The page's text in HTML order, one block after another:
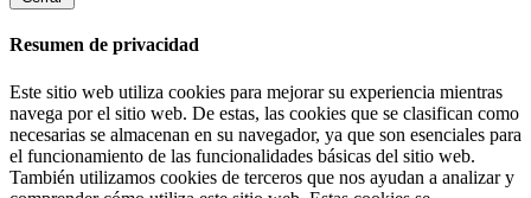
Resumen de privacidad
Este sitio web utiliza cookies para mejorar su experiencia mientras
navega por el sitio web. De estas, las cookies que se clasifican como
necesarias se almacenan en su navegador, ya que son esenciales para
el funcionamiento de las funcionalidades básicas del sitio web.
También utilizamos cookies de terceros que nos ayudan a analizar y